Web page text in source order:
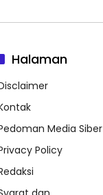
Halaman
Media Siber
Policy